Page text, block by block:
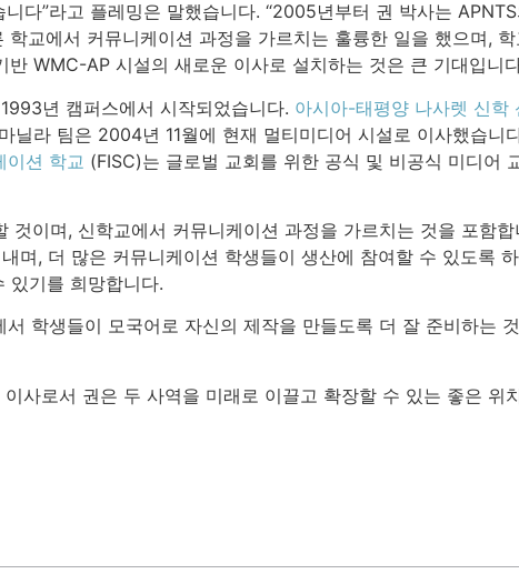
다”라고 플레밍은 말했습니다. “2005년부터 권 박사는
교에서 커뮤니케이션 과정을 가르치는 훌륭한 일을 했으며,
WMC-AP 시설의 새로운 이사로 설치하는 것은 큰 기대입니
년 캠퍼스에서 시작되었습니다. 아시아-태평양 나사렛 신학
닐라 팀은 2004년 11월에 현재 멀티미디어 시설로 이사했습니
이션 학교 (FISC)는 글로벌 교회를 위한 공식 및 비공식 미디어
것이며, 신학교에서 커뮤니케이션 과정을 가르치는 것을 포함
며, 더 많은 커뮤니케이션 학생들이 생산에 참여할 수 있도록
있기를 희망합니다.
학생들이 모국어로 자신의 제작을 만들도록 더 잘 준비하는
사로서 권은 두 사역을 미래로 이끌고 확장할 수 있는 좋은 위